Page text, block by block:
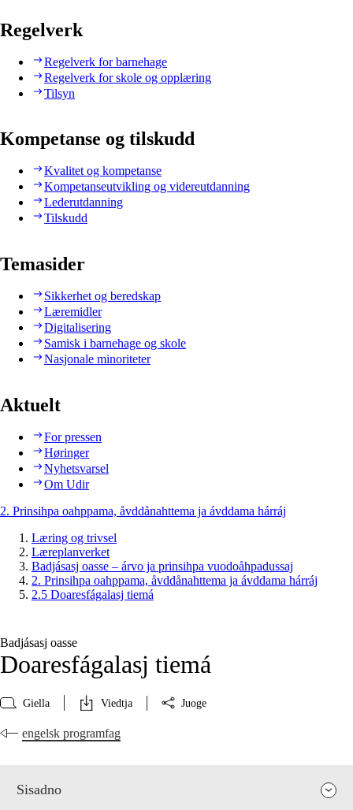
Regelverk
Regelverk for barnehage
Regelverk for skole og opplæring
Tilsyn
Kompetanse og tilskudd
Kvalitet og kompetanse
Kompetanseutvikling og videreutdanning
Lederutdanning
Tilskudd
Temasider
Sikkerhet og beredskap
Læremidler
Digitalisering
Samisk i barnehage og skole
Nasjonale minoriteter
Aktuelt
For pressen
Høringer
Nyhetsvarsel
Om Udir
2. Prinsihpa oahppama, åvddånahttema ja ávddama hárráj
Læring og trivsel
Læreplanverket
Badjásasj oasse – árvo ja prinsihpa vuodoåhpadussaj
2. Prinsihpa oahppama, åvddånahttema ja ávddama hárráj
2.5 Doaresfágalasj tiemá
Badjásasj oasse
Doaresfágalasj tiemá
Giella Viedtja Juoge
engelsk programfag
Sisadno